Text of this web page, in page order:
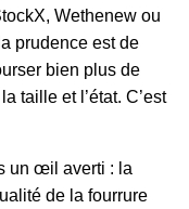
Wethenew ou
prudence est de
bien plus de
taille et l’état. C’est
un œil averti : la
de la fourrure